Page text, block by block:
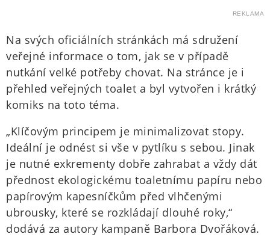
REKLAMA
Na svých oficiálních stránkách má sdružení
veřejné informace o tom, jak se v případě
nutkání velké potřeby chovat. Na stránce je i
přehled veřejných toalet a byl vytvořen i krátký
komiks na toto téma.
„Klíčovým principem je minimalizovat stopy.
Ideální je odnést si vše v pytlíku s sebou. Jinak
je nutné exkrementy dobře zahrabat a vždy dát
přednost ekologickému toaletnímu papíru nebo
papírovým kapesníčkům před vlhčenými
ubrousky, které se rozkládají dlouhé roky,“
dodává za autory kampaně Barbora Dvořáková.